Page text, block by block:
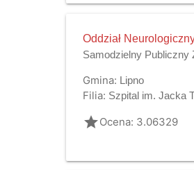
Oddział
Samodzielny Publiczny
Gmina: Lipno
Filia: Szpital im. Jacka
gradeOcena: 3.06329